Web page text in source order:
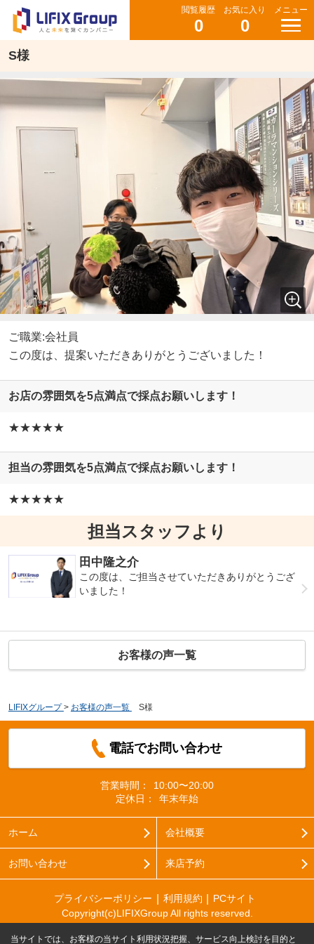
閲覧履歴
0
お気に入り
0
メニュー
S様
ご職業:会社員
この度は、提案いただきありがとうございました！
お店の雰囲気を5点満点で採点お願いします！
★★★★★
担当の雰囲気を5点満点で採点お願いします！
★★★★★
担当スタッフより
田中隆之介
この度は、ご担当させていただきありがとうござ
いました！
お客様の声一覧
LIFIXグループ > お客様の声一覧 S様
電話でお問い合わせ
営業時間：
10:00〜20:00
定休日：
年末年始
ホーム 会社概要
お問い合わせ 来店予約
プライバシーポリシー 利用規約
PCサイト
Copyright(c)LIFIXGroup All rights reserved.
当サイトでは、お客様の当サイト利用状況把握、サービス向上検討を目的と